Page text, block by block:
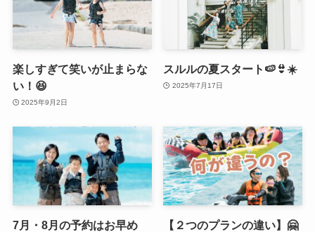
楽しすぎて笑いが止まらな
い！😆
2025年9月2日
スルルの夏スタート🍉👙☀️
2025年7月17日
7月・8月の予約はお早め
【２つのプランの違い】🤗